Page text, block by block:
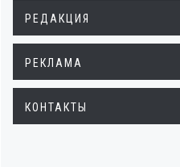
РЕДАКЦИЯ
РЕКЛАМА
КОНТАКТЫ